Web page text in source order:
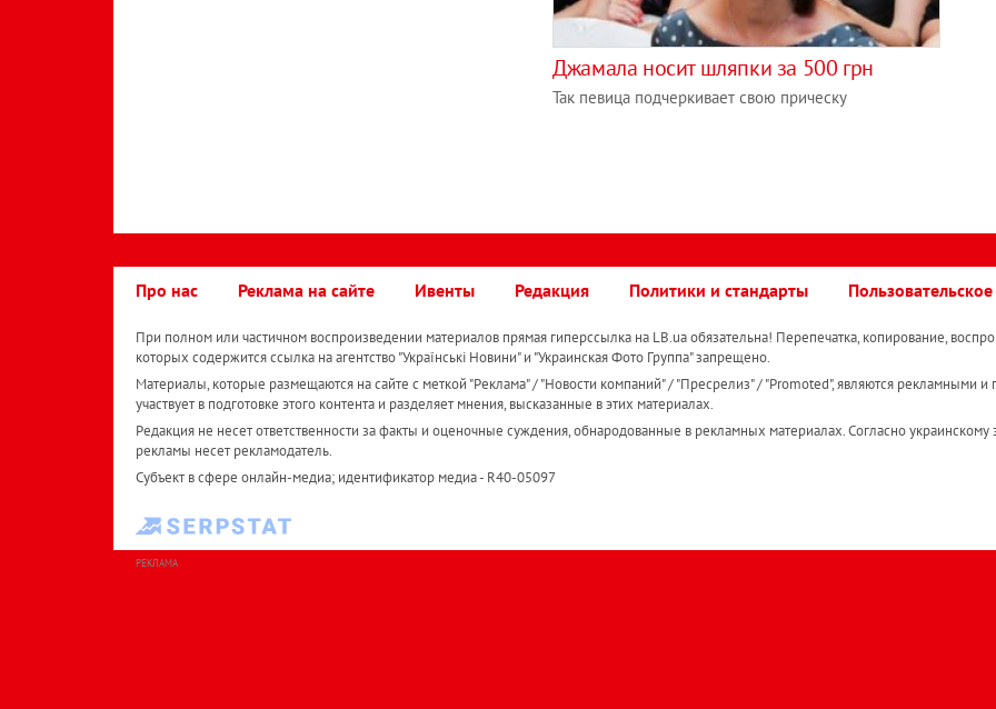
Джамала носит шляпки за 500 грн
Так певица подчеркивает свою прическу
Про нас Реклама на сайте Ивенты Редакция Политики и стандарты
При полном или частичном воспроизведении материалов прямая гиперссылка на LB.ua обязательна! Перепечатка, копирование,
которых содержится ссылка на агентство "Українськi Новини" и "Украинская Фото Группа" запрещено.
Материалы, которые размещаются на сайте с меткой "Реклама" / "Новости компаний" / "Пресрелиз" / "Promoted", являются рекламными и
участвует в подготовке этого контента и разделяет мнения, высказанные в этих материалах.
Редакция не несет ответственности за факты и оценочные суждения, обнародованные в рекламных материалах. Согласно украинскому
рекламы несет рекламодатель.
Субъект в сфере онлайн-медиа; идентификатор медиа - R40-05097
РЕКЛАМА